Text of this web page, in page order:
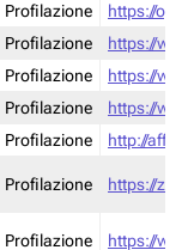
Profilazione
https://
Profilazione
https://
Profilazione
https://
Profilazione
https://
Profilazione
http://
Profilazione https://
Profilazione https://